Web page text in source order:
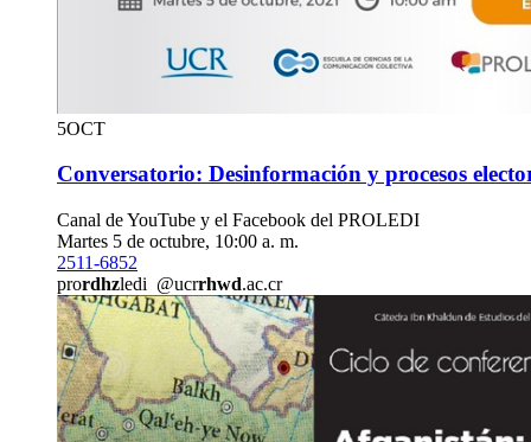
5OCT
Conversatorio: Desinformación y procesos
Canal de YouTube y el Facebook del PROLEDI
Martes 5 de octubre, 10:00 a. m.
2511-6852
prordhzledi @ucrrhwd.ac.cr